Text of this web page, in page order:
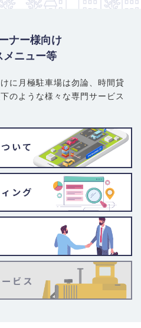
ナー様向け
メニュー等
に月極駐車場は勿論、 時間貸
のような様々な専門サービス